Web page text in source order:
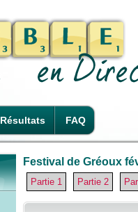
Résultats FAQ
Festival de Gréoux
Partie 1 Partie 2